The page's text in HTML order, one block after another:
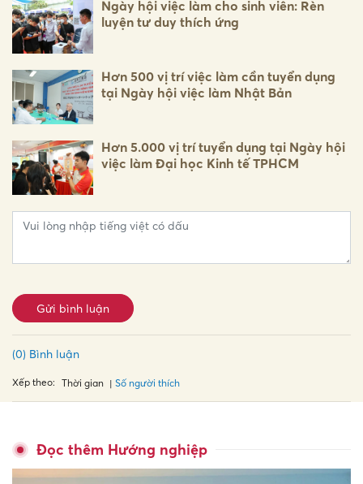
Ngày hội việc làm cho sinh viên: Rèn
luyện tư duy thích ứng
Hơn 500 vị trí việc làm cần tuyển dụng
tại Ngày hội việc làm Nhật Bản
Hơn 5.000 vị trí tuyển dụng tại Ngày hội
việc làm Đại học Kinh tế TPHCM
Gửi bình luận
(0) Bình luận
Xếp theo: Thời gian Số người thích
Đọc thêm Hướng nghiệp